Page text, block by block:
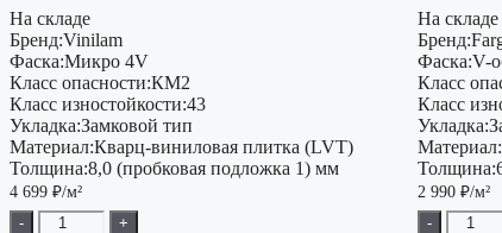
На складе
Бренд:Vinilam
Фаска:Микро 4V
Класс опасности:КМ2
Класс изностойкости:43
Укладка:Замковой тип
Материал:Кварц-виниловая плитка (LVT)
Толщина:8,0 (пробковая подложка 1) мм
4 699 ₽/м²
-
+
На складе
Бренд:
Фаска:V-
Класс
Класс
Укладка:
Материал:
Толщина:
2 990₽/м²
-